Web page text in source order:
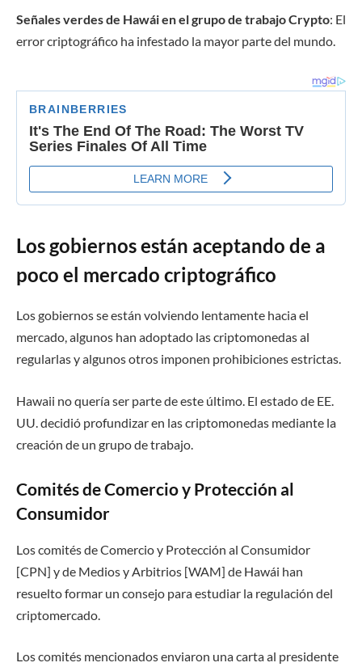
Señales verdes de Hawái en el grupo de trabajo Crypto: El
error criptográfico ha infestado la mayor parte del mundo.
Los gobiernos están aceptando de a
poco el mercado criptográfico
Los gobiernos se están volviendo lentamente hacia el
mercado, algunos han adoptado las criptomonedas al
regularlas y algunos otros imponen prohibiciones estrictas.
Hawaii no quería ser parte de este último. El estado de EE.
UU. decidió profundizar en las criptomonedas mediante la
creación de un grupo de trabajo.
Comités de Comercio y Protección al
Consumidor
Los comités de Comercio y Protección al Consumidor
[CPN] y de Medios y Arbitrios [WAM] de Hawái han
resuelto formar un consejo para estudiar la regulación del
criptomercado.
Los comités mencionados enviaron una carta al presidente